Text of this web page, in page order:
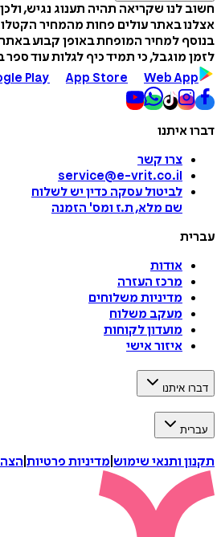
חשוב לנו שקריאה תהיה תענוג נגיש,
אצלנו באתר עולים פחות מהמחיר
בנוסף למחיר המופחת באופן קבוע
לזמן מוגבל, כי תמיד כיף לגלות עוד
Play
App Store Web App
דברו איתנו
צרו קשר
service@e-vrit.co.il
לביטול עסקה כדין יש לשלוח
שם מלא, ת.ז ומס' הזמנה
עברית
אודות
מרכז העזרה
מדיניות משלוחים
מעקב משלוח
מועדון לקוחות
איזור אישי
דברו איתנו
עברית
תקנון ותנאי שימוש מדיניות פרטיות